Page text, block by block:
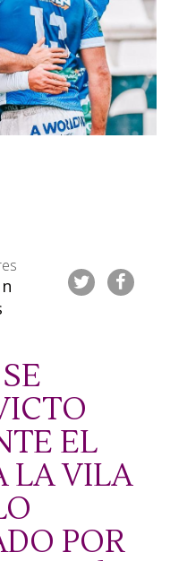
EL
LA VILA
POR